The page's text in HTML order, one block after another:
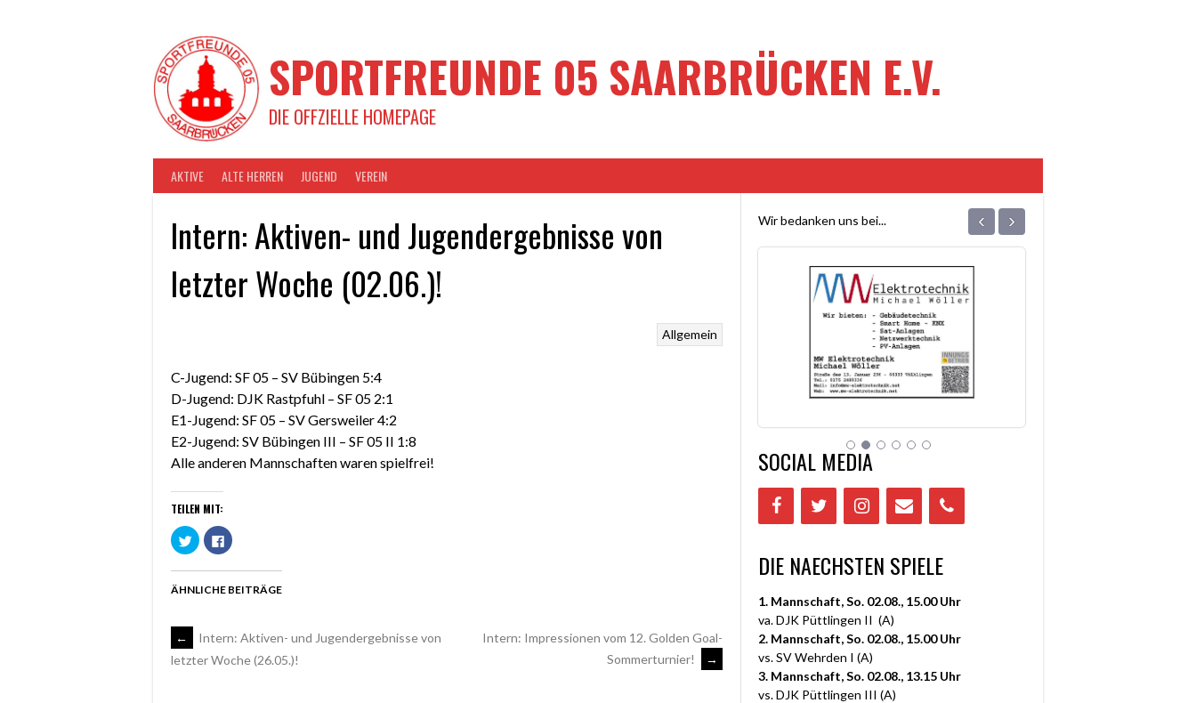
SPORTFREUNDE 05 SAARBRÜCKEN E.V.
DIE OFFZIELLE HOMEPAGE
AKTIVE ALTE HERREN JUGEND VEREIN
Intern: Aktiven- und Jugendergebnisse von
letzter Woche (02.06.)!
Allgemein
C-Jugend: SF 05 – SV Bübingen 5:4
D-Jugend: DJK Rastpfuhl – SF 05 2:1
E1-Jugend: SF 05 – SV Gersweiler 4:2
E2-Jugend: SV Bübingen III – SF 05 II 1:8
Alle anderen Mannschaften waren spielfrei!
TEILEN MIT:
Klick,
um
über
Twitter
teilen
Fenster
geöffnet)
Klick,
um
Facebook
teilen
Fenster
geöffnet)
ÄHNLICHE BEITRÄGE
ARTIKEL-
←
Intern: Aktiven- und Jugendergebnisse von
letzter Woche (26.05.)!
Intern: Impressionen vom 12. Golden Goal-
Sommerturnier!
→
Wir bedanken uns bei... ‹ ›
SOCIAL MEDIA
DIE NAECHSTEN SPIELE
1. Mannschaft, So. 02.08., 15.00 Uhr
va. DJK Püttlingen II (A)
2. Mannschaft, So. 02.08., 15.00 Uhr
vs. SV Wehrden I (A)
3. Mannschaft, So. 02.08., 13.15 Uhr
vs. DJK Püttlingen III (A)